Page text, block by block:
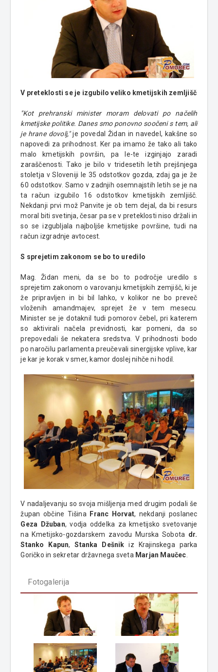
V preteklosti se je izgubilo veliko kmetijskih zemljišč
"Kot prehranski minister moram delovati po načelih
kmetijske politike. Danes smo ponovno soočeni s tem, ali
je hrane dovolj,"je povedal Židan in navedel, kakšne so
napovedi za prihodnost. Ker pa imamo že tako ali tako
malo kmetijskih površin, pa le-te izginjajo zaradi
zaraščenosti. Tako je bilo v tridesetih letih prejšnjega
stoletja v Sloveniji le 35 odstotkov gozda, zdaj ga je že
60 odstotkov. Samo v zadnjih osemnajstih letih se je na
ta račun izgubilo 16 odstotkov kmetijskih zemljišč.
Nekdanji prvi mož Panvite je ob tem dejal, da bi resurs
moral biti svetinja, česar pa se v preteklosti niso držali in
so se izgubljala najboljše kmetijske površine, tudi na
račun izgradnje avtocest.
S sprejetim zakonom se bo to uredilo
Mag. Židan meni, da se bo to področje uredilo s
sprejetim zakonom o varovanju kmetijskih zemjišč, ki je
že pripravljen in bi bil lahko, v kolikor ne bo preveč
vloženih amandmajev, sprejet že v tem mesecu.
Minister se je dotaknil tudi pomorov čebel, pri katerem
so aktivirali načela previdnosti, kar pomeni, da so
prepovedali še nekatera sredstva. V prihodnosti bodo
po naročilu parlamenta preučevali sinergijske vplive, kar
je kar je korak v smer, kamor doslej nihče ni hodil.
V nadaljevanju so svoja mišljenja med drugim podali še
župan občine Tišina Franc Horvat, nekdanji poslanec
Geza Džuban, vodja oddelka za kmetijsko svetovanje
na Kmetijsko-gozdarskem zavodu Murska Sobota dr.
Stanko Kapun,Stanka Dešnik iz Krajinskega parka
Goričko in sekretar državnega sveta Marjan Maučec
Fotogalerija